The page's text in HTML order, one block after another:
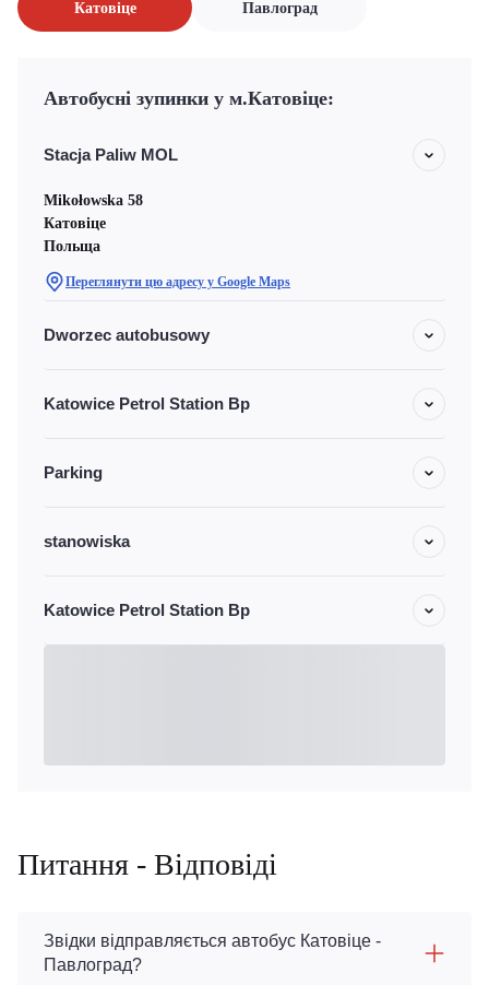
Катовіце Павлоград
Автобусні зупинки у м.Катовіце:
Stacja Paliw MOL
Mikołowska 58
Катовіце
Польща
Переглянути цю адресу у Google Maps
Dworzec autobusowy
Katowice Petrol Station Bp
Parking
stanowiska
Katowice Petrol Station Bp
Питання - Відповіді
Звідки відправляється автобус Катовіце -
Павлоград?